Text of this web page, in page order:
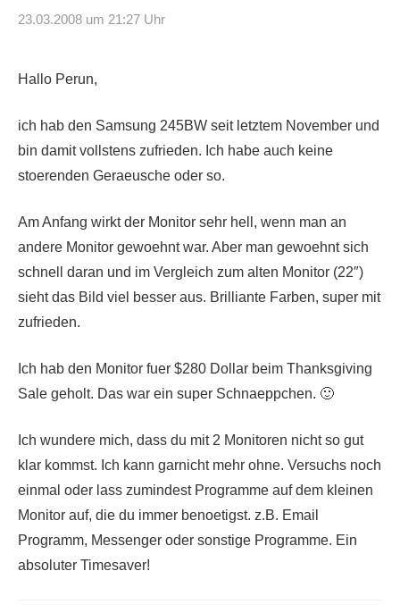
23.03.2008 um 21:27 Uhr
Hallo Perun,
ich hab den Samsung 245BW seit letztem November und
bin damit vollstens zufrieden. Ich habe auch keine
stoerenden Geraeusche oder so.
Am Anfang wirkt der Monitor sehr hell, wenn man an
andere Monitor gewoehnt war. Aber man gewoehnt sich
schnell daran und im Vergleich zum alten Monitor (22″)
sieht das Bild viel besser aus. Brilliante Farben, super mit
zufrieden.
Ich hab den Monitor fuer $280 Dollar beim Thanksgiving
Sale geholt. Das war ein super Schnaeppchen. 🙂
Ich wundere mich, dass du mit 2 Monitoren nicht so gut
klar kommst. Ich kann garnicht mehr ohne. Versuchs noch
einmal oder lass zumindest Programme auf dem kleinen
Monitor auf, die du immer benoetigst. z.B. Email
Programm, Messenger oder sonstige Programme. Ein
absoluter Timesaver!